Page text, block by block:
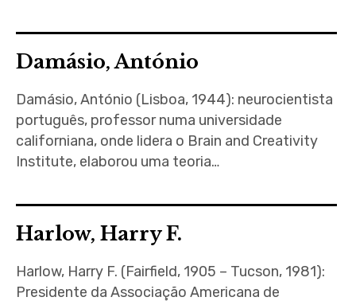
Damásio, António
Damásio, António (Lisboa, 1944): neurocientista
português, professor numa universidade
californiana, onde lidera o Brain and Creativity
Institute, elaborou uma teoria…
Harlow, Harry F.
Harlow, Harry F. (Fairfield, 1905 – Tucson, 1981):
Presidente da Associação Americana de